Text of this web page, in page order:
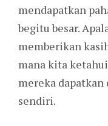
mendapatkan
begitu besar.
memberikan
mana kita
mereka
sendiri.